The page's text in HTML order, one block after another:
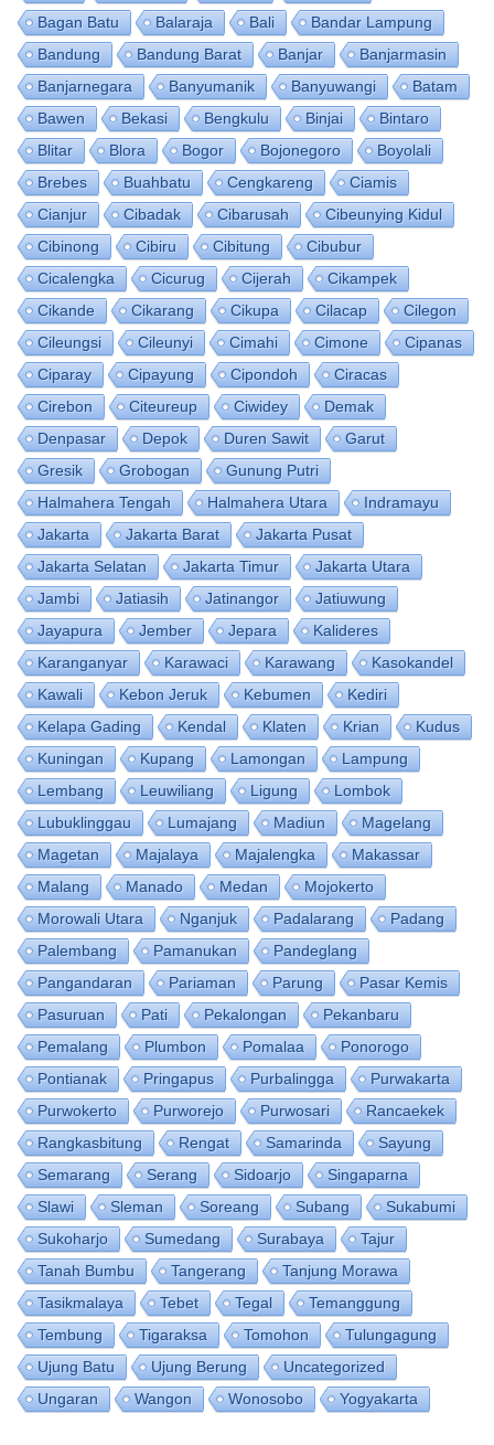
Bagan Batu
Balaraja Bali
Bandar Lampung
Bandung
Bandung Barat Banjar
Banjarmasin
Banjarnegara
Banyumanik Banyuwangi
Batam
Bawen
Bekasi Bengkulu Binjai
Bintaro
Blitar
Blora Bogor Bojonegoro
Boyolali
Brebes
Buahbatu Cengkareng
Ciamis
Cianjur
Cibadak Cibarusah
Cibeunying Kidul
Cibinong
Cibiru Cibitung
Cibubur
Cicalengka
Cicurug Cijerah
Cikampek
Cikande
Cikarang Cikupa Cilacap
Cilegon
Cileungsi
Cileunyi Cimahi Cimone
Cipanas
Ciparay
Cipayung Cipondoh
Ciracas
Cirebon
Citeureup Ciwidey
Demak
Denpasar
Depok Duren Sawit
Garut
Gresik
Grobogan
Gunung Putri
Halmahera Tengah
Halmahera Utara
Indramayu
Jakarta
Jakarta Barat
Jakarta Pusat
Jakarta Selatan
Jakarta Timur
Jakarta Utara
Jambi
Jatiasih Jatinangor
Jatiuwung
Jayapura
Jember Jepara
Kalideres
Karanganyar
Karawaci Karawang
Kasokandel
Kawali
Kebon Jeruk Kebumen
Kediri
Kelapa Gading
Kendal Klaten Krian
Kudus
Kuningan
Kupang Lamongan
Lampung
Lembang
Leuwiliang Ligung
Lombok
Lubuklinggau
Lumajang Madiun
Magelang
Magetan
Majalaya Majalengka
Makassar
Malang
Manado Medan
Mojokerto
Morowali Utara
Nganjuk Padalarang
Padang
Palembang
Pamanukan
Pandeglang
Pangandaran
Pariaman Parung
Pasar Kemis
Pasuruan
Pati Pekalongan
Pekanbaru
Pemalang
Plumbon Pomalaa
Ponorogo
Pontianak
Pringapus Purbalingga
Purwakarta
Purwokerto
Purworejo Purwosari
Rancaekek
Rangkasbitung
Rengat Samarinda
Sayung
Semarang
Serang Sidoarjo
Singaparna
Slawi
Sleman Soreang Subang
Sukabumi
Sukoharjo
Sumedang Surabaya
Tajur
Tanah Bumbu
Tangerang
Tanjung Morawa
Tasikmalaya
Tebet Tegal
Temanggung
Tembung
Tigaraksa Tomohon
Tulungagung
Ujung Batu
Ujung Berung
Uncategorized
Ungaran
Wangon Wonosobo Yogyakarta